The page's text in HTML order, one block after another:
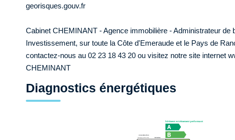
georisques.gouv.fr
Cabinet CHEMINANT - Agence immobilière - Administrateur
Investissement, sur toute la Côte d'Emeraude et le Pays de
contactez-nous au 02 23 18 43 20 ou visitez notre site internet
CHEMINANT
Diagnostics énergétiques